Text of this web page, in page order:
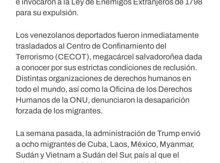
para su expulsión.
Los venezolanos deportados fueron inmediatamente
trasladados al Centro de Confinamiento del
Terrorismo (CECOT), megacárcel salvadoroñea dada
a conocer por sus estrictas condiciones de reclusión.
Distintas organizaciones de derechos humanos en
todo el mundo, así como la Oficina de los Derechos
Humanos de la ONU, denunciaron la desaparición
forzada de los migrantes.
La semana pasada, la administración de Trump envió
a ocho migrantes de Cuba, Laos, México, Myanmar,
Sudán y Vietnam a Sudán del Sur, país al que el